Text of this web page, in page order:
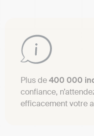
Plus de400 000
confiance,
efficacement votre